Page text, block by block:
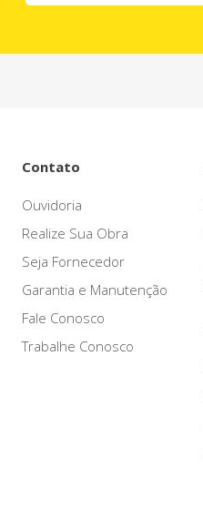
Contato
Ouvidoria
Realize Sua Obra
Seja Fornecedor
Garantia e Manutenção
Fale Conosco
Trabalhe Conosco